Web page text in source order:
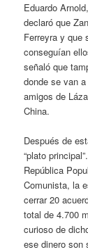
Eduardo
declaró que
Ferreyra y que
conseguían
señaló que
donde se van
amigos de
China.
Después de
“plato
República
Comunista, la
cerrar 20
total de 4.700
curioso de
ese dinero son